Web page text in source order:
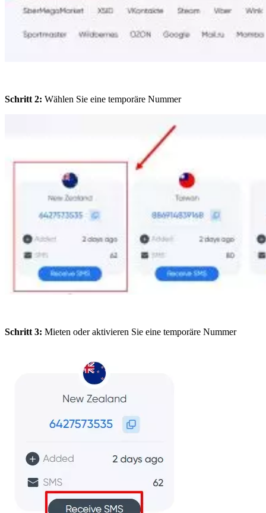
Schritt 2: Wählen Sie eine temporäre Nummer
Schritt 3: Mieten oder aktivieren Sie eine temporäre Nummer